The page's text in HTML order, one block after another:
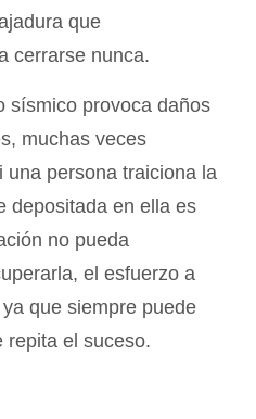
que
cerrarse nunca.
sísmico provoca daños
muchas veces
una persona traiciona la
depositada en ella es
no pueda
el esfuerzo a
que siempre puede
repita el suceso.